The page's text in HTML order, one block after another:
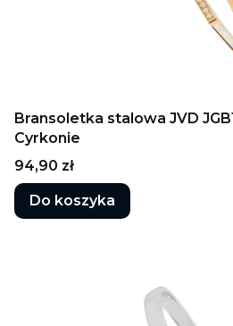
Bransoletka stalowa JVD
Cyrkonie
Cena
94,90 zł
Do koszyka